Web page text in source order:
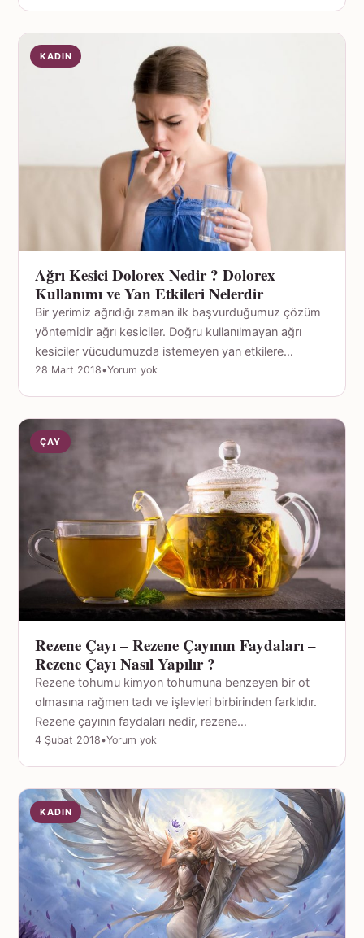
KADIN
Ağrı Kesici Dolorex Nedir ? Dolorex
Kullanımı ve Yan Etkileri Nelerdir
Bir yerimiz ağrıdığı zaman ilk başvurduğumuz çözüm
yöntemidir ağrı kesiciler. Doğru kullanılmayan ağrı
kesiciler vücudumuzda istemeyen yan etkilere…
28 Mart 2018•Yorum yok
ÇAY
Rezene Çayı – Rezene Çayının Faydaları –
Rezene Çayı Nasıl Yapılır ?
Rezene tohumu kimyon tohumuna benzeyen bir ot
olmasına rağmen tadı ve işlevleri birbirinden farklıdır.
Rezene çayının faydaları nedir, rezene…
4 Şubat 2018•Yorum yok
KADIN